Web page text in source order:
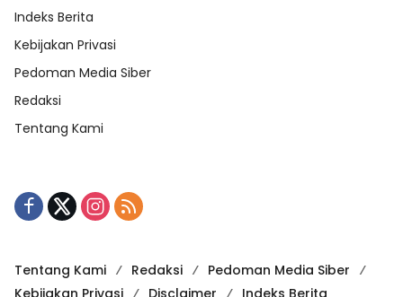
Indeks Berita
Kebijakan Privasi
Pedoman Media Siber
Redaksi
Tentang Kami
Tentang Kami Redaksi
Pedoman Media Siber